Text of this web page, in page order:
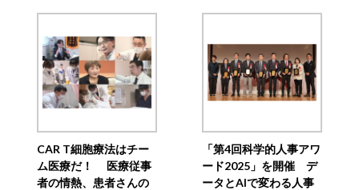
CAR T細胞療法はチー
ム医療だ！ 医療従事
者の情熱、患者さんの
「第4回科学的人事アワ
ード2025」を開催 デ
ータとAIで変わる人事